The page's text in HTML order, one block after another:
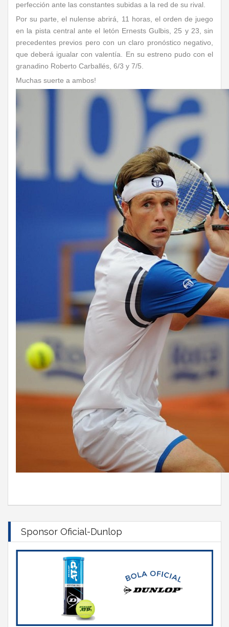
perfección ante las constantes subidas a la red de su rival.
Por su parte, el nulense abrirá, 11 horas, el orden de juego
en la pista central ante el letón Ernests Gulbis, 25 y 23, sin
precedentes previos pero con un claro pronóstico negativo,
que deberá igualar con valentía. En su estreno pudo con el
granadino Roberto Carballés, 6/3 y 7/5.
Muchas suerte a ambos!
Sponsor Oficial-Dunlop